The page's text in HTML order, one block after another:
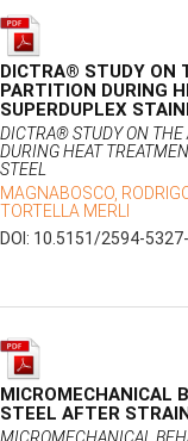
DICTRA® STUDY ON
PARTITION DURING
SUPERDUPLEX
DICTRA® STUDY ON THE
DURING HEAT
STEEL
MAGNABOSCO,
TORTELLA MERLI
DOI: 10.5151/2594-
MICROMECHANICAL
STEEL AFTER